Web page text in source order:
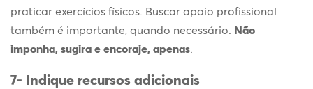
praticar exercícios físicos. Buscar apoio profissional
também é importante, quando necessário. Não
imponha, sugira e encoraje, apenas
7- Indique recursos adicionais